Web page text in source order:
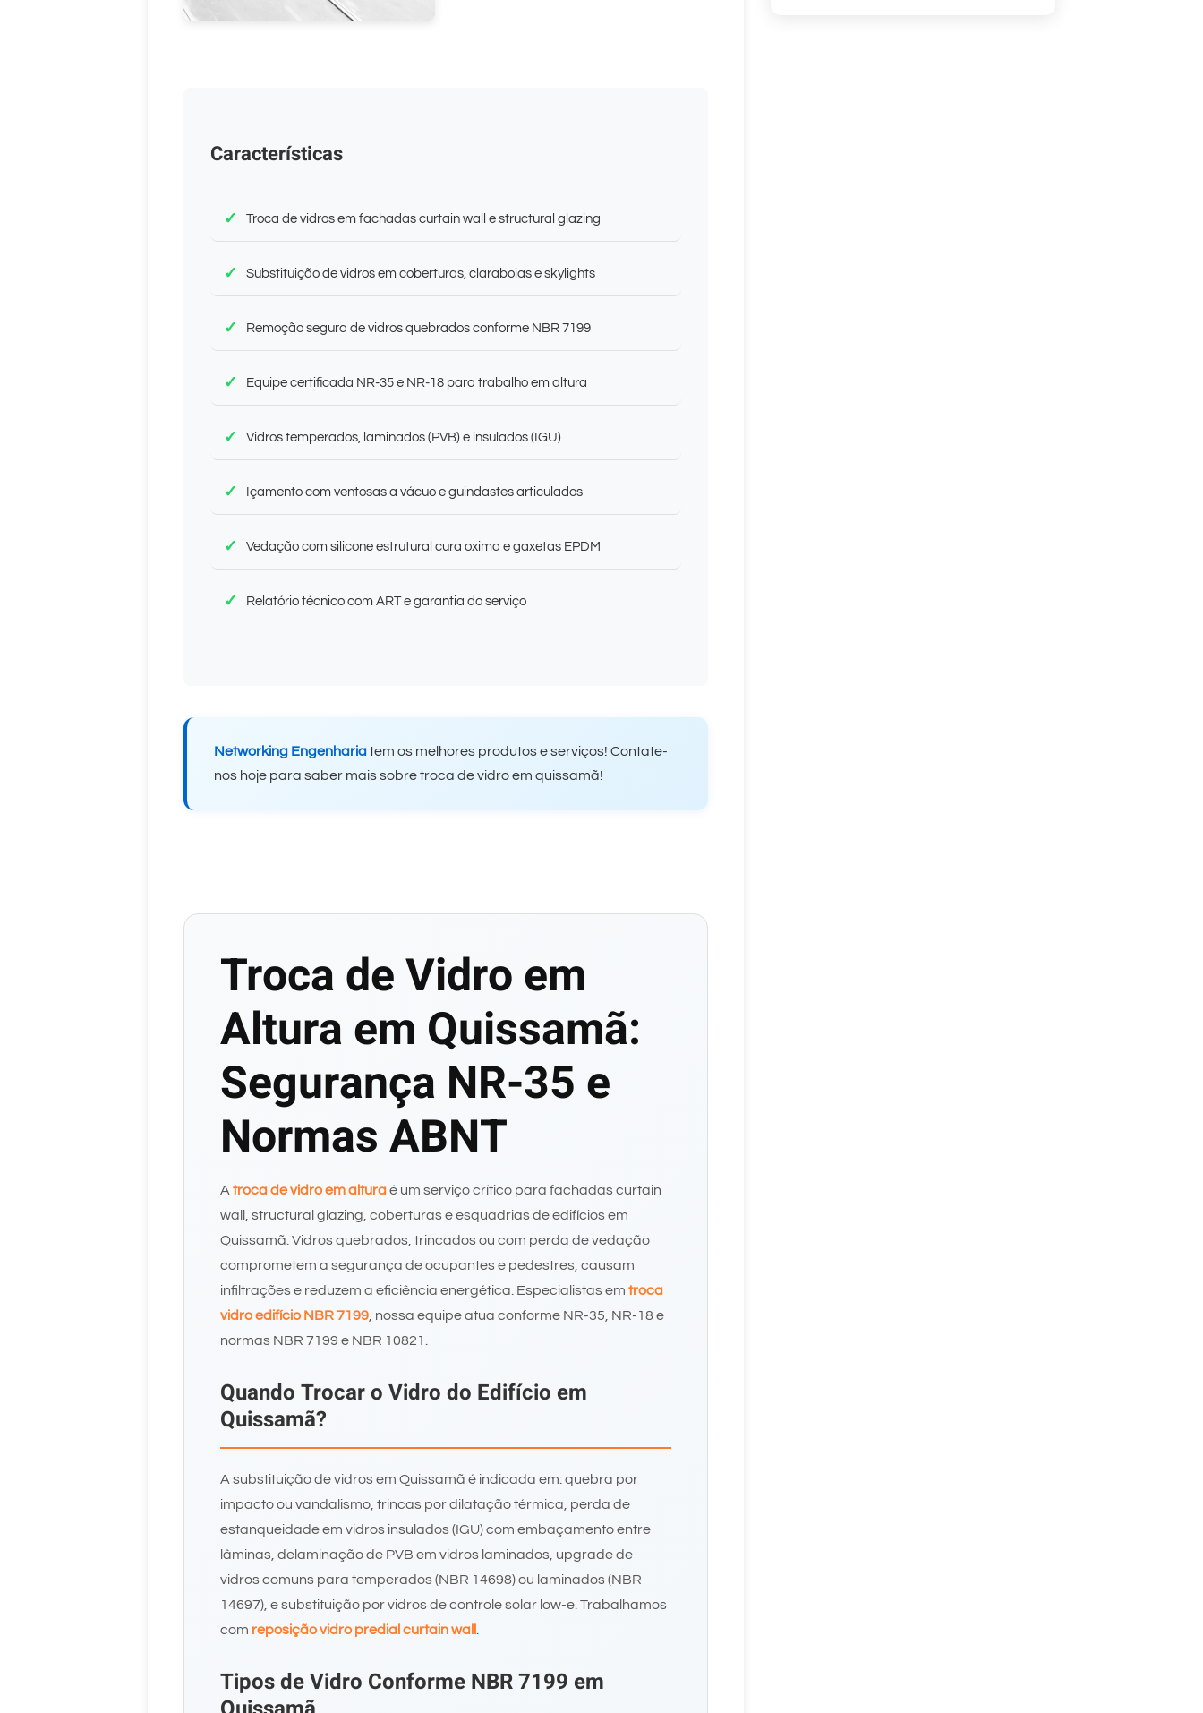
Características
Troca de vidros em fachadas curtain wall e structural glazing
Substituição de vidros em coberturas, claraboias e skylights
Remoção segura de vidros quebrados conforme NBR 7199
Equipe certificada NR-35 e NR-18 para trabalho em altura
Vidros temperados, laminados (PVB) e insulados (IGU)
Içamento com ventosas a vácuo e guindastes articulados
Vedação com silicone estrutural cura oxima e gaxetas EPDM
Relatório técnico com ART e garantia do serviço
Networking Engenhariatem os melhores produtos e serviços! Contate-
nos hoje para saber mais sobre troca de vidro em quissamã!
Troca de Vidro em
Altura em Quissamã:
Segurança NR-35 e
Normas ABNT
A troca de vidro em alturaé um serviço crítico para fachadas curtain
wall, structural glazing, coberturas e esquadrias de edifícios em
Quissamã. Vidros quebrados, trincados ou com perda de vedação
comprometem a segurança de ocupantes e pedestres, causam
infiltrações e reduzem a eficiência energética. Especialistas em troca
vidro edifício NBR 7199 , nossa equipe atua conforme NR-35, NR-18 e
normas NBR 7199 e NBR 10821.
Quando Trocar o Vidro do Edifício em
Quissamã?
A substituição de vidros em Quissamã é indicada em: quebra por
impacto ou vandalismo, trincas por dilatação térmica, perda de
estanqueidade em vidros insulados (IGU) com embaçamento entre
lâminas, delaminação de PVB em vidros laminados, upgrade de
vidros comuns para temperados (NBR 14698) ou laminados (NBR
14697), e substituição por vidros de controle solar low-e. Trabalhamos
com reposição vidro predial curtain wall
Tipos de Vidro Conforme NBR 7199 em